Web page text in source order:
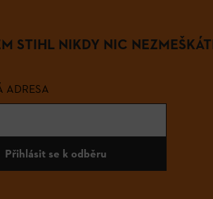
STIHL NIKDY NIC
ADRESA
Přihlásit se k odběru